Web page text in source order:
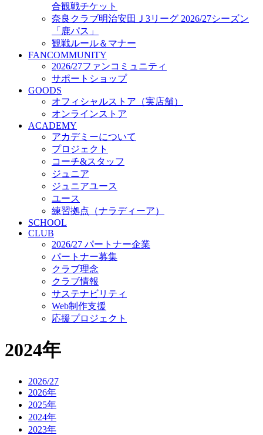
練習拠点（ナラディーア）
SCHOOL
2026/27 パートナー企業
パートナー募集
クラブ理念
クラブ情報
サステナビリティ
Web制作支援
応援プロジェクト
合観戦チケット
奈良クラブ明治安田Ｊ3リーグ 2026/27シーズン
「鹿パス」
観戦ルール＆マナー
FANCOMMUNITY
2026/27ファンコミュニティ
サポートショップ
GOODS
オフィシャルストア（実店舗）
オンラインストア
ACADEMY
アカデミーについて
プロジェクト
コーチ&スタッフ
ジュニア
ジュニアユース
ユース
練習拠点（ナラディーア）
SCHOOL
CLUB
2026/27 パートナー企業
パートナー募集
クラブ理念
クラブ情報
サステナビリティ
Web制作支援
応援プロジェクト
2024年
2026/27
2026年
2025年
2024年
2023年